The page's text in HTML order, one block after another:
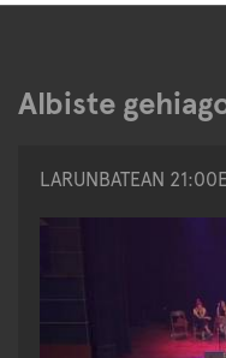
Albiste
LARUNBATEAN